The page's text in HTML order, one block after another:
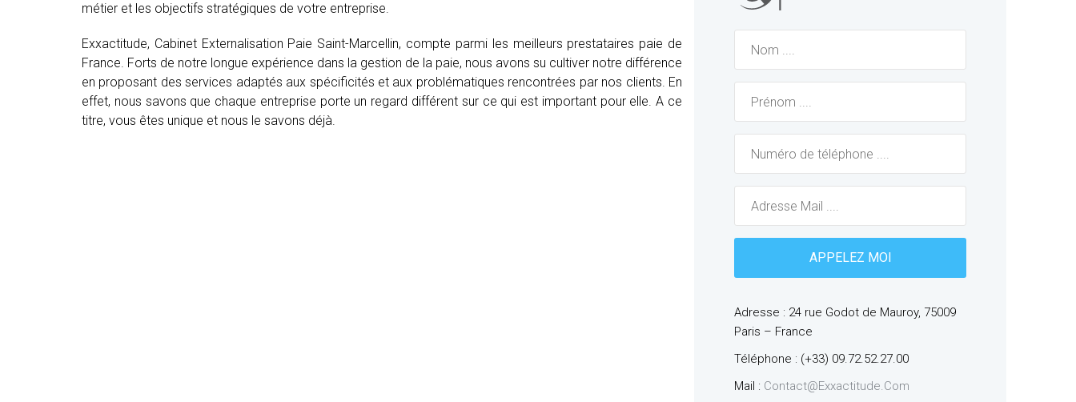
métier et les objectifs stratégiques de votre entreprise.
Exxactitude, Cabinet Externalisation Paie Saint-Marcellin, compte parmi les meilleurs prestataires paie de
France. Forts de notre longue expérience dans la gestion de la paie, nous avons su cultiver notre différence
en proposant des services adaptés aux spécificités et aux problématiques rencontrées par nos clients. En
effet, nous savons que chaque entreprise porte un regard différent sur ce qui est important pour elle. A ce
titre, vous êtes unique et nous le savons déjà.
Adresse : 24 rue Godot de Mauroy, 75009
Paris – France
Téléphone : (+33) 09.72.52.27.00
Mail : Contact@exxactitude.com